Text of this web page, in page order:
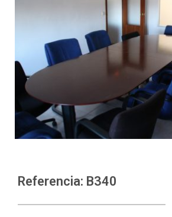
Referencia: B340